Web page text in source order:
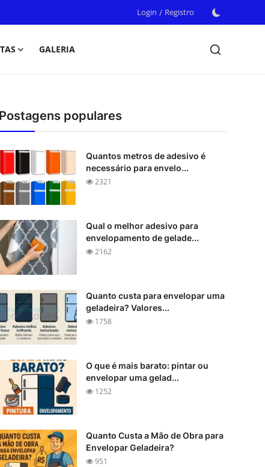
Login / Registro
GALERIA
Postagens populares
Quantos metros de adesivo é
necessário para envelo...
2321
Qual o melhor adesivo para
envelopamento de gelade...
2162
Quanto custa para envelopar uma
geladeira? Valores...
1758
O que é mais barato: pintar ou
envelopar uma gelad...
1252
Quanto Custa a Mão de Obra para
Envelopar Geladeira?
951